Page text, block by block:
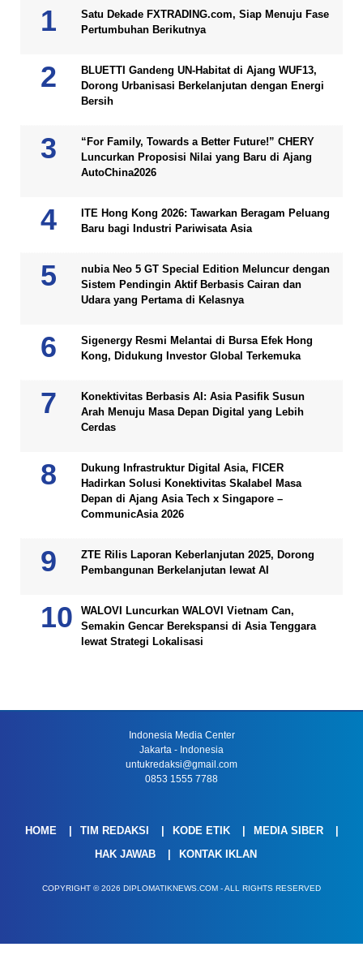
Satu Dekade FXTRADING.com, Siap Menuju Fase
Pertumbuhan Berikutnya
BLUETTI Gandeng UN-Habitat di Ajang WUF13,
Dorong Urbanisasi Berkelanjutan dengan Energi
Bersih
“For Family, Towards a Better Future!” CHERY
Luncurkan Proposisi Nilai yang Baru di Ajang
AutoChina2026
ITE Hong Kong 2026: Tawarkan Beragam Peluang
Baru bagi Industri Pariwisata Asia
nubia Neo 5 GT Special Edition Meluncur dengan
Sistem Pendingin Aktif Berbasis Cairan dan
Udara yang Pertama di Kelasnya
Sigenergy Resmi Melantai di Bursa Efek Hong
Kong, Didukung Investor Global Terkemuka
Konektivitas Berbasis AI: Asia Pasifik Susun
Arah Menuju Masa Depan Digital yang Lebih
Cerdas
Dukung Infrastruktur Digital Asia, FICER
Hadirkan Solusi Konektivitas Skalabel Masa
Depan di Ajang Asia Tech x Singapore –
CommunicAsia 2026
ZTE Rilis Laporan Keberlanjutan 2025, Dorong
Pembangunan Berkelanjutan lewat AI
WALOVI Luncurkan WALOVI Vietnam Can,
Semakin Gencar Berekspansi di Asia Tenggara
lewat Strategi Lokalisasi
Indonesia Media Center
Jakarta - Indonesia
untukredaksi@gmail.com
0853 1555 7788
HOME TIM REDAKSI KODE ETIK
MEDIA SIBER
HAK JAWAB
KONTAK IKLAN
COPYRIGHT © 2026 DIPLOMATIKNEWS.COM - ALL RIGHTS RESERVED